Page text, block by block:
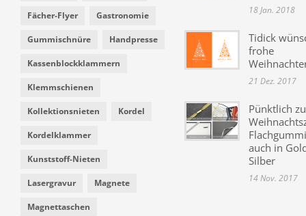
Fächer-Flyer Gastronomie
Gummischnüre Handpresse
Kassenblockklammern
Klemmschienen
Kollektionsnieten Kordel
Kordelklammer
Kunststoff-Nieten
Lasergravur Magnete
Magnettaschen
18 Jan. 2018
Tidick
frohe
21 Dez. 2017
Pünktlich
auch in
Silber
14 Nov. 2017